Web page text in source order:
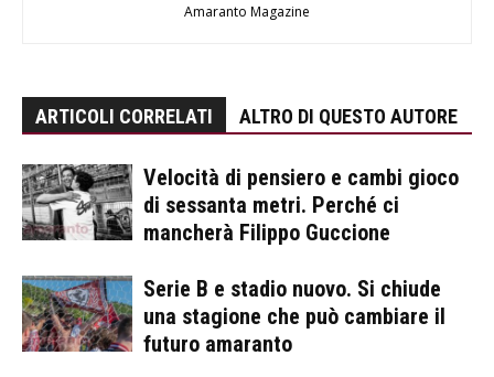
Amaranto Magazine
ARTICOLI CORRELATI ALTRO DI QUESTO AUTORE
Velocità di pensiero e cambi gioco
di sessanta metri. Perché ci
mancherà Filippo Guccione
Serie B e stadio nuovo. Si chiude
una stagione che può cambiare il
futuro amaranto